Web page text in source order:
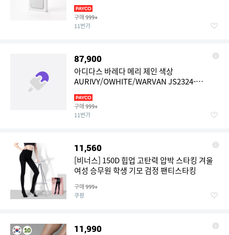
구매 999+
11번가
87,900
아디다스 바레다 메리 제인 색상
AURIVY/OWHITE/WARVAN JS2324-
AURIVY/OWHITE/WARVAN
구매 999+
11번가
11,560
[비너스] 150D 힙업 고탄력 압박 스타킹 겨울
여성 승무원 학생 기모 검정 팬티스타킹
구매 999+
쿠팡
11,990